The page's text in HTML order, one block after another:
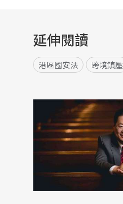
延伸閱讀
港區國安法 跨境鎮壓